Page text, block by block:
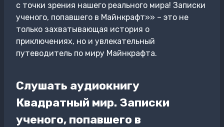
с точки зрения нашего реального мира! Записки
ученого, попавшего в Майнкрафт»» – это не
только захватывающая история о
приключениях, но и увлекательный
путеводитель по миру Майнкрафта.
Слушать аудиокнигу
Квадратный мир. Записки
ученого, попавшего в